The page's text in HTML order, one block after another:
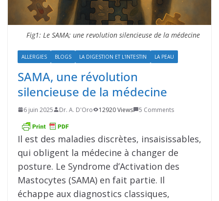
Fig1: Le SAMA; une revolution silencieuse de la médecine
ALLERGIES BLOGS LA DIGESTION ET L'INTESTIN LA PEAU
SAMA, une révolution
silencieuse de la médecine
6 juin 2025 Dr. A. D'Oro 12920 Views 5 Comments
Il est des maladies discrètes, insaisissables,
qui obligent la médecine à changer de
posture. Le Syndrome d’Activation des
Mastocytes (SAMA) en fait partie. Il
échappe aux diagnostics classiques,